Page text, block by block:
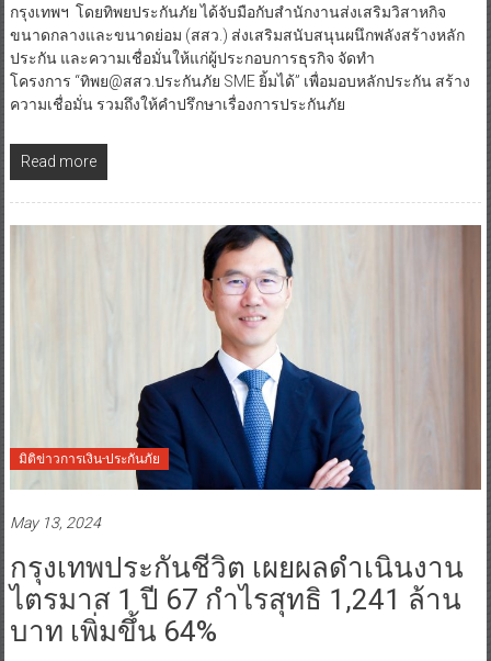
กรุงเทพฯ โดยทิพยประกันภัย ได้จับมือกับสำนักงานส่งเสริมวิสาหกิจ
ขนาดกลางและขนาดย่อม (สสว.) ส่งเสริมสนับสนุนผนึกพลังสร้างหลัก
ประกัน และความเชื่อมั่นให้แก่ผู้ประกอบการธุรกิจ จัดทำ
โครงการ “ทิพย@สสว.ประกันภัย SME ยิ้มได้” เพื่อมอบหลักประกัน สร้าง
ความเชื่อมั่น รวมถึงให้คำปรึกษาเรื่องการประกันภัย
Read more
มิติข่าวการเงิน-ประกันภัย
May 13, 2024
กรุงเทพประกันชีวิต เผยผลดำเนินงาน
ไตรมาส 1 ปี 67 กำไรสุทธิ 1,241 ล้าน
บาท เพิ่มขึ้น 64%